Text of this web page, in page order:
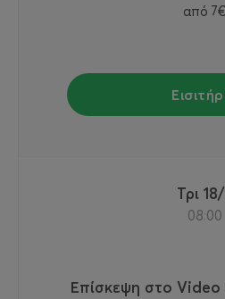
από 7€
Τρι
08:00
Επίσκεψη στο Video